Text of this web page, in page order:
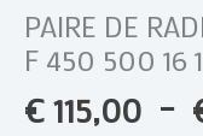
PAIRE DE
F 450 500 16
€115,00 –